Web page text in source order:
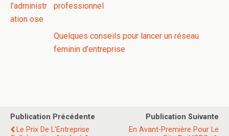
professionnel
Quelques conseils pour lancer un réseau
feminin d’entreprise
Publication Précédente
Le Prix De L'Entreprise
Publication Suivante
En Avant-Première Pour Le